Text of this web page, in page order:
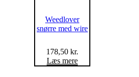
Weedlover
snørre med wire
178,50kr.
Læs mere